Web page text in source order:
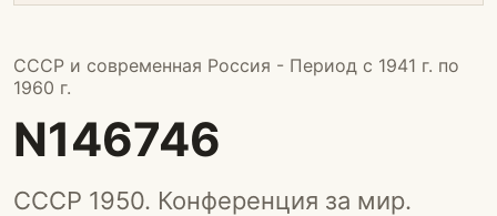
СССР и современная Россия - Период с 1941 г. по
1960 г.
N146746
СССР 1950. Конференция за мир.